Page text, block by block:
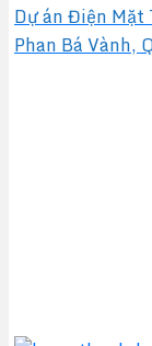
Dự án Điện Mặt
Phan Bá Vành,